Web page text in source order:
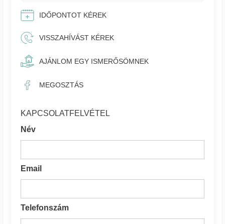
IDŐPONTOT KÉREK
VISSZAHÍVÁST KÉREK
AJÁNLOM EGY ISMERŐSÖMNEK
MEGOSZTÁS
KAPCSOLATFELVÉTEL
Név
Email
Telefonszám